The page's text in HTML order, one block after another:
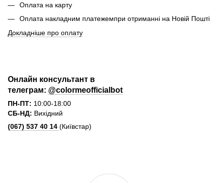
Оплата на карту
Оплата накладним платежемпри отриманні на Новій Пошті
Докладніше про оплату
Онлайн консультант в
телеграм: @colormeofficialbot
ПН-ПТ: 10:00-18:00
СБ-НД: Вихідний
(067) 537 40 14 (Київстар)